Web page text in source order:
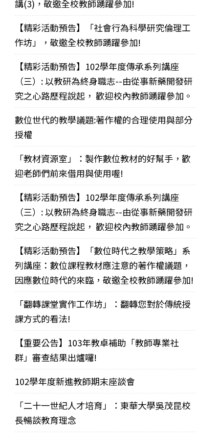
講(3)，敬邀全校教師踴躍參加!
【精彩活動預告】「社會行為科學研究倫理工
作坊」，敬邀全校教師踴躍參加!
【精彩活動預告】102學年度傳承系列講座
（三）: 以教研為終身職志--由從事新藥開發研
究之心路歷程說起， 歡迎校內教師踴躍參加。
數位世代的教學議題:著作權的合理使用與部分
授權
「教材資源室」：製作數位教材的好幫手，歡
迎老師們前來借用與使用喔!
【精彩活動預告】102學年度傳承系列講座
（三）: 以教研為終身職志--由從事新藥開發研
究之心路歷程說起， 歡迎校內教師踴躍參加。
【精彩活動預告】「數位時代之教學策略」系
列講座：數位課程教材應注意的著作權議題，
因應數位時代的來臨，敬邀全校教師踴躍參加!
「翻轉課堂實作工作坊」：翻轉您對於傳統授
課方式的看法!
【重要公告】103年教卓補助「教師專業社
群」審查結果出爐囉!
102學年度新進教師期末座談會
「二十一世紀人才培育」：東華大學吳茂昆校
長暢談教育理念